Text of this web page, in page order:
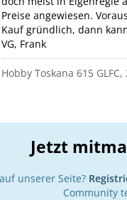
Preise angewiesen.
Kauf gründlich, dann
VG, Frank
Hobby Toskana 615 GLFC,
Jetzt
unserer Seite?
Community